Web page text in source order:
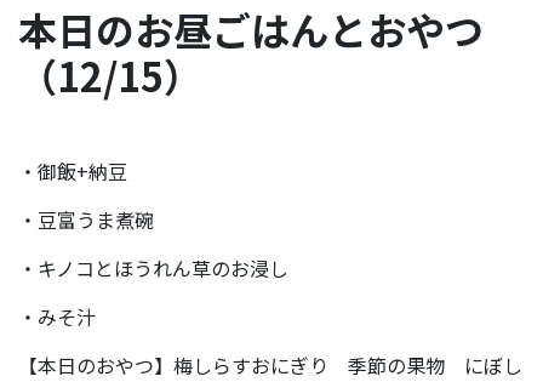
本日のお昼ごはんとおやつ
（12/15）
・御飯+納豆
・豆富うま煮碗
・キノコとほうれん草のお浸し
・みそ汁
【本日のおやつ】梅しらすおにぎり 季節の果物 にぼし